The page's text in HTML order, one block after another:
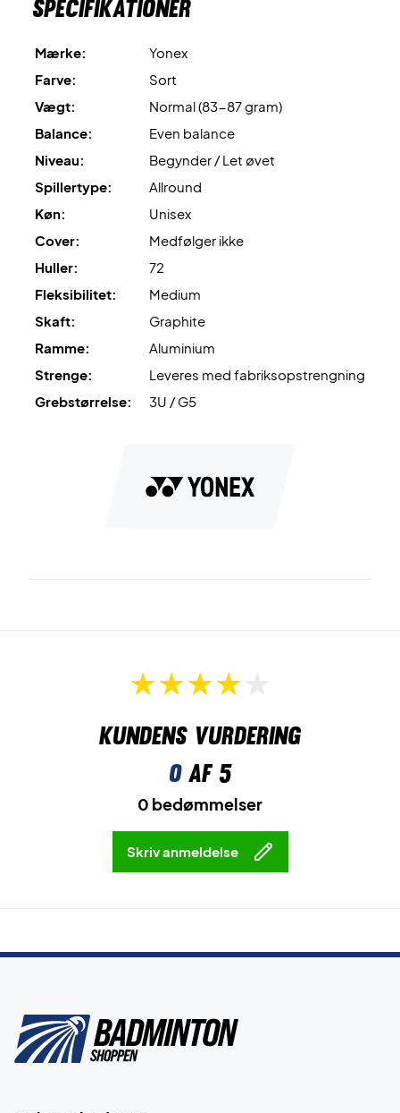
opstrengning med Yonex BG80 og 10,5 kg i hårdhed.
Specifikationer
Mærke:
Yonex
Farve:
Sort
Vægt:
Normal (83-87 gram)
Balance:
Even balance
Niveau:
Begynder / Let øvet
Spillertype:
Allround
Køn:
Unisex
Cover:
Medfølger ikke
Huller:
72
Fleksibilitet:
Medium
Skaft:
Graphite
Ramme:
Aluminium
Strenge:
Leveres med fabriksopstrengning
Grebstørrelse:
3U / G5
Kundens vurdering
0af 5
0 bedømmelser
Skriv anmeldelse